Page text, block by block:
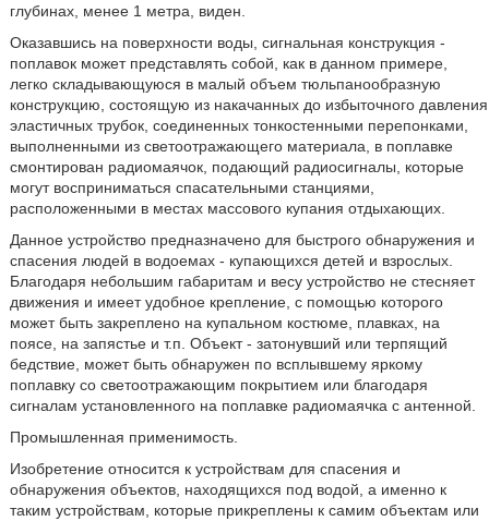
глубинах, менее 1 метра, виден.
Оказавшись на поверхности воды, сигнальная конструкция -
поплавок может представлять собой, как в данном примере,
легко складывающуюся в малый объем тюльпанообразную
конструкцию, состоящую из накачанных до избыточного давления
эластичных трубок, соединенных тонкостенными перепонками,
выполненными из светоотражающего материала, в поплавке
смонтирован радиомаячок, подающий радиосигналы, которые
могут восприниматься спасательными станциями,
расположенными в местах массового купания отдыхающих.
Данное устройство предназначено для быстрого обнаружения и
спасения людей в водоемах - купающихся детей и взрослых.
Благодаря небольшим габаритам и весу устройство не стесняет
движения и имеет удобное крепление, с помощью которого
может быть закреплено на купальном костюме, плавках, на
поясе, на запястье и т.п. Объект - затонувший или терпящий
бедствие, может быть обнаружен по всплывшему яркому
поплавку со светоотражающим покрытием или благодаря
сигналам установленного на поплавке радиомаячка с антенной.
Промышленная применимость.
Изобретение относится к устройствам для спасения и
обнаружения объектов, находящихся под водой, а именно к
таким устройствам, которые прикреплены к самим объектам или